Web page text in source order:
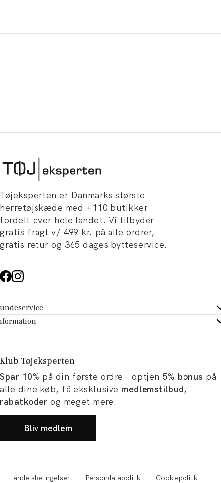
Tøjeksperten er Danmarks største
herretøjskæde med +110 butikker
fordelt over hele landet. Vi tilbyder
gratis fragt v/ 499 kr. på alle ordrer,
gratis retur og 365 dages bytteservice.
- Hjælpecenter
dit køb
Tøjeksperten
og artikler
og karriere
Klub Tøjeksperten
Spar 10% på din første ordre - optjen 5% bonus på
alle dine køb, få eksklusive medlemstilbud,
rabatkoder og meget mere.
Bliv medlem
Handelsbetingelser Persondatapolitik Cookiepolitik